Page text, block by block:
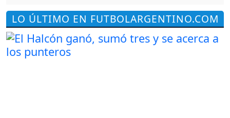
LO ÚLTIMO EN FUTBOLARGENTINO.COM